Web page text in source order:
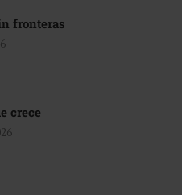
fronteras
crece